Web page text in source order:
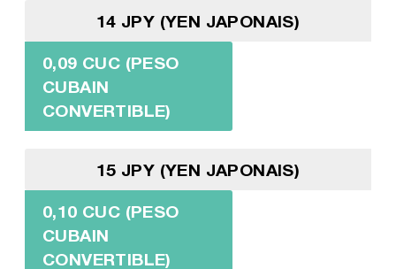
14 JPY (YEN JAPONAIS)
0,09 CUC (PESO
CUBAIN
CONVERTIBLE)
15 JPY (YEN JAPONAIS)
0,10 CUC (PESO
CUBAIN
CONVERTIBLE)